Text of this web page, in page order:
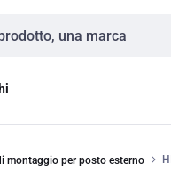
montaggio per posto esterno